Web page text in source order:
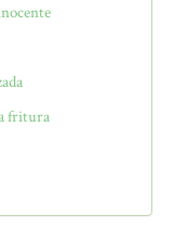
fritura